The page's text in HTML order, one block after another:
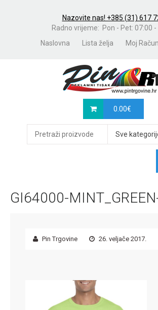
Nazovite nas! +385 (31) 617
Radno vrijeme: Pon - Pet: 07:00 -
Naslovna
Lista želja Moj Račun
0.00€
Sve
GI64000-
Pin Trgovine 26. veljače 2017.